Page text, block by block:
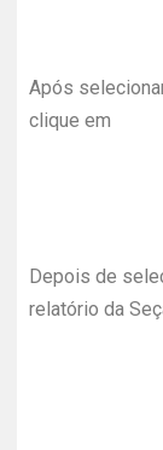
Após
clique em
Depois de
relatório da